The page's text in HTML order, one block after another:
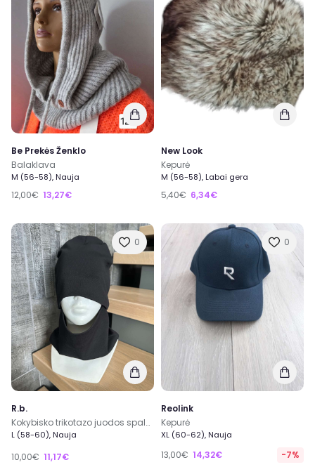
Be Prekės Ženklo
Balaklava
M (56-58), Nauja
12,00€ 13,27€
New Look
Kepurė
M (56-58), Labai gera
5,40€ 6,34€
0
R.b.
Kokybisko trikotazo juodos spalvos komplektas uni dydis
L (58-60), Nauja
10,00€ 11,17€
0
Reolink
Kepurė
XL (60-62), Nauja
13,00€ 14,32€ -7%